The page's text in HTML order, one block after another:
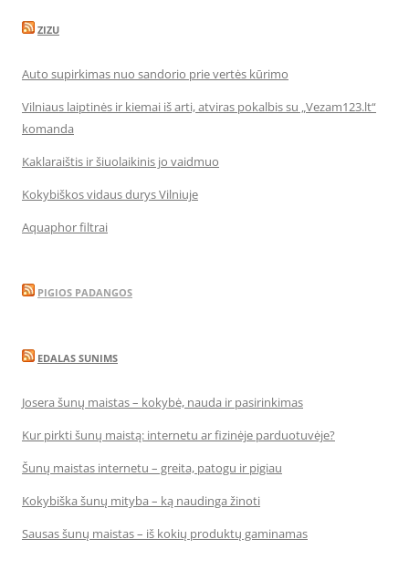
ZIZU
Auto supirkimas nuo sandorio prie vertės kūrimo
Vilniaus laiptinės ir kiemai iš arti, atviras pokalbis su „Vezam123.lt“
komanda
Kaklaraištis ir šiuolaikinis jo vaidmuo
Kokybiškos vidaus durys Vilniuje
Aquaphor filtrai
PIGIOS PADANGOS
EDALAS SUNIMS
Josera šunų maistas – kokybė, nauda ir pasirinkimas
Kur pirkti šunų maistą: internetu ar fizinėje parduotuvėje?
Šunų maistas internetu – greita, patogu ir pigiau
Kokybiška šunų mityba – ką naudinga žinoti
Sausas šunų maistas – iš kokių produktų gaminamas